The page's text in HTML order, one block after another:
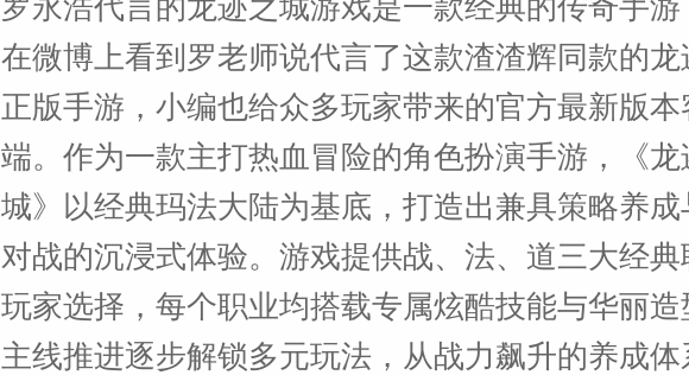
罗永浩代言的龙迹之城游戏是一款经典的传奇手游
在微博上看到罗老师说代言了这款渣渣辉同款的龙
正版手游，小编也给众多玩家带来的官方最新版本
端。作为一款主打热血冒险的角色扮演手游，《龙
城》以经典玛法大陆为基底，打造出兼具策略养成
对战的沉浸式体验。游戏提供战、法、道三大经典
玩家选择，每个职业均搭载专属炫酷技能与华丽造
主线推进逐步解锁多元玩法，从战力飙升的养成体